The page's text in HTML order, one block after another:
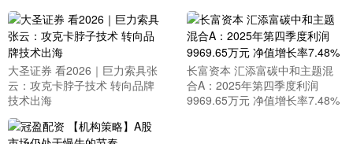
大圣证券 看2026｜巨力索具张
云：攻克卡脖子技术 转向品牌
技术出海
长富资本 汇添富碳中和主题混
合A：2025年第四季度利润
9969.65万元 净值增长率7.48%